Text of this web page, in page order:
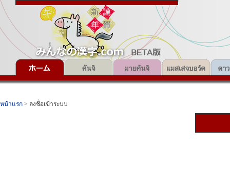
หน้าแรก > ลงชื่อเข้าระบบ